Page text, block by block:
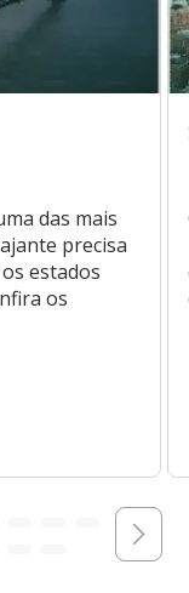
das mais
precisa
estados
os